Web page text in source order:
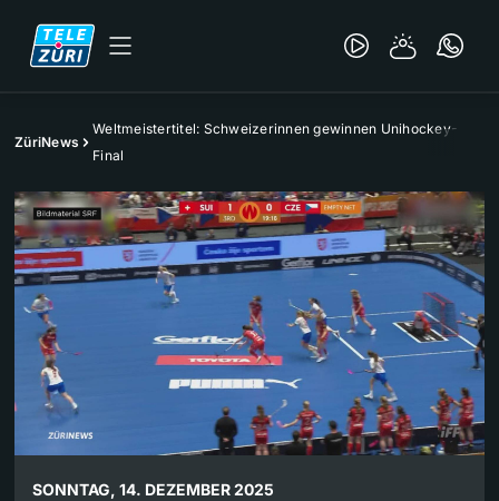
ZüriNews
Weltmeistertitel: Schweizerinnen gewinnen Unihockey-
Final
SONNTAG, 14. DEZEMBER 2025